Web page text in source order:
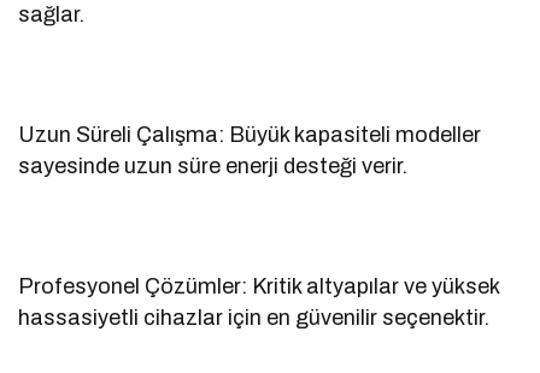
sağlar.
Uzun Süreli Çalışma: Büyük kapasiteli modeller
sayesinde uzun süre enerji desteği verir.
Profesyonel Çözümler: Kritik altyapılar ve yüksek
hassasiyetli cihazlar için en güvenilir seçenektir.